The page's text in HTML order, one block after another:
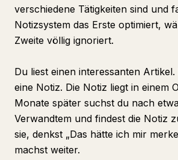
verschiedene Tätigkeiten sind und
Notizsystem das Erste optimiert,
Zweite völlig ignoriert.
Du liest einen interessanten
eine Notiz. Die Notiz liegt in einem
Monate später suchst du nach
Verwandtem und findest die Notiz
sie, denkst „Das hätte ich mir
machst weiter.